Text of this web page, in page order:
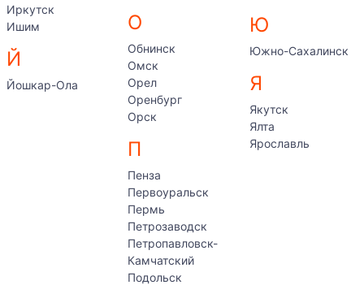
Иркутск
Ишим
Й
Йошкар-Ола
О
Обнинск
Омск
Орел
Оренбург
Орск
П
Пенза
Первоуральск
Пермь
Петрозаводск
Петропавловск-
Камчатский
Подольск
Ю
Южно-Сахалинск
Я
Якутск
Ялта
Ярославль